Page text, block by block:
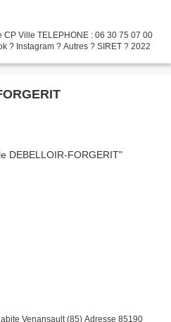
Ville TELEPHONE : 06 30 75 07 00
? Instagram ? Autres ? SIRET ? 2022
Venansault (85) Adresse 85190